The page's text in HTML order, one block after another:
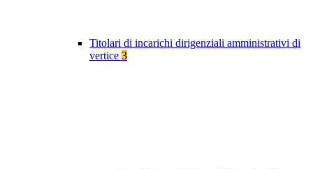
Titolari di incarichi dirigenziali amministrativi di
vertice 3